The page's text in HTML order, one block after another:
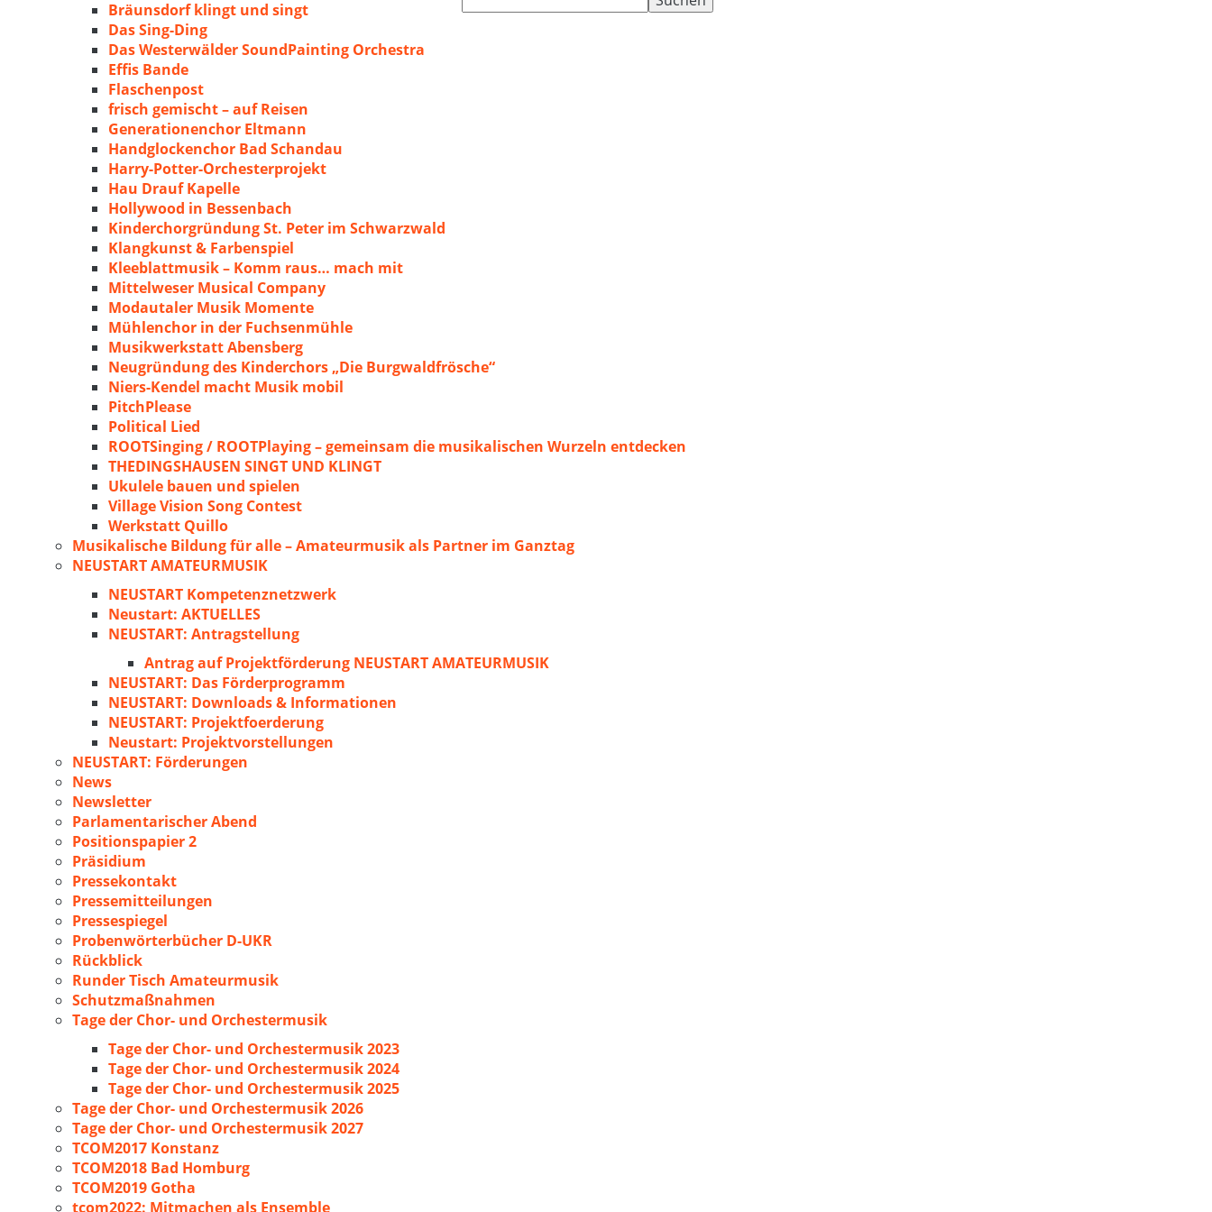
nach:
Bräunsdorf klingt und singt
Das Sing-Ding
Das Westerwälder SoundPainting Orchestra
Effis Bande
Flaschenpost
frisch gemischt – auf Reisen
Generationenchor Eltmann
Handglockenchor Bad Schandau
Harry-Potter-Orchesterprojekt
Hau Drauf Kapelle
Hollywood in Bessenbach
Kinderchorgründung St. Peter im Schwarzwald
Klangkunst & Farbenspiel
Kleeblattmusik – Komm raus… mach mit
Mittelweser Musical Company
Modautaler Musik Momente
Mühlenchor in der Fuchsenmühle
Musikwerkstatt Abensberg
Neugründung des Kinderchors „Die Burgwaldfrösche“
Niers-Kendel macht Musik mobil
PitchPlease
Political Lied
ROOTSinging / ROOTPlaying – gemeinsam die musikalischen Wurzeln entdecken
THEDINGSHAUSEN SINGT UND KLINGT
Ukulele bauen und spielen
Village Vision Song Contest
Werkstatt Quillo
Musikalische Bildung für alle – Amateurmusik als Partner im Ganztag
NEUSTART AMATEURMUSIK
NEUSTART Kompetenznetzwerk
Neustart: AKTUELLES
NEUSTART: Antragstellung
Antrag auf Projektförderung NEUSTART AMATEURMUSIK
NEUSTART: Das Förderprogramm
NEUSTART: Downloads & Informationen
NEUSTART: Projektfoerderung
Neustart: Projektvorstellungen
NEUSTART: Förderungen
News
Newsletter
Parlamentarischer Abend
Positionspapier 2
Präsidium
Pressekontakt
Pressemitteilungen
Pressespiegel
Probenwörterbücher D-UKR
Rückblick
Runder Tisch Amateurmusik
Schutzmaßnahmen
Tage der Chor- und Orchestermusik
Tage der Chor- und Orchestermusik 2023
Tage der Chor- und Orchestermusik 2024
Tage der Chor- und Orchestermusik 2025
Tage der Chor- und Orchestermusik 2026
Tage der Chor- und Orchestermusik 2027
TCOM2017 Konstanz
TCOM2018 Bad Homburg
TCOM2019 Gotha
tcom2022: Mitmachen als Ensemble